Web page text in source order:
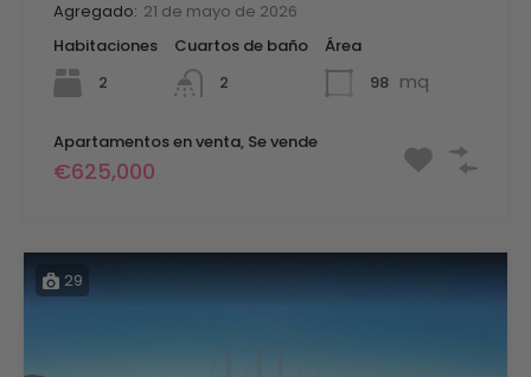
Agregado: 21 de mayo de 2026
Habitaciones
2
Cuartos de baño
2
Área
98 mq
Apartamentos en venta, Se vende
€625,000
29